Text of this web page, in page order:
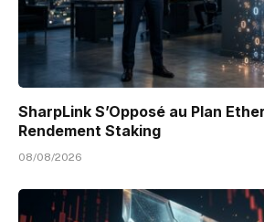
SharpLink S’Opposé au Plan
Rendement Staking
08/08/2026